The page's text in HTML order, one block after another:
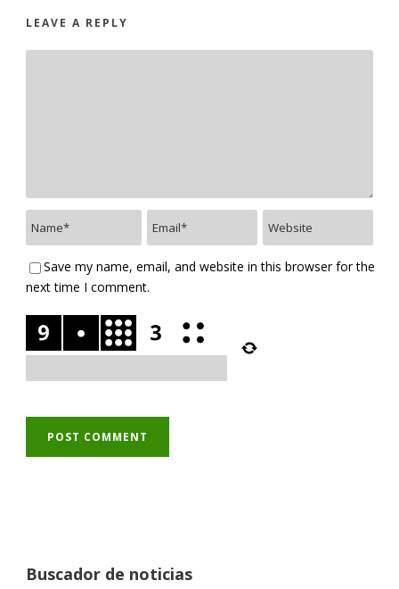
LEAVE A REPLY
Save my name, email, and website in this browser for the
next time I comment.
Buscador de noticias